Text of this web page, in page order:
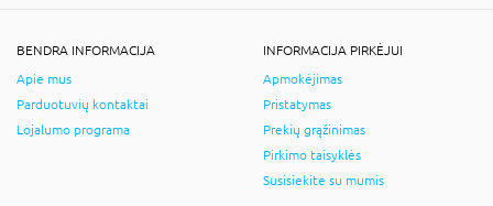
BENDRA INFORMACIJA
Apie mus
Parduotuvių kontaktai
Lojalumo programa
INFORMACIJA PIRKĖJUI
Apmokėjimas
Pristatymas
Prekių grąžinimas
Pirkimo taisyklės
Susisiekite su mumis